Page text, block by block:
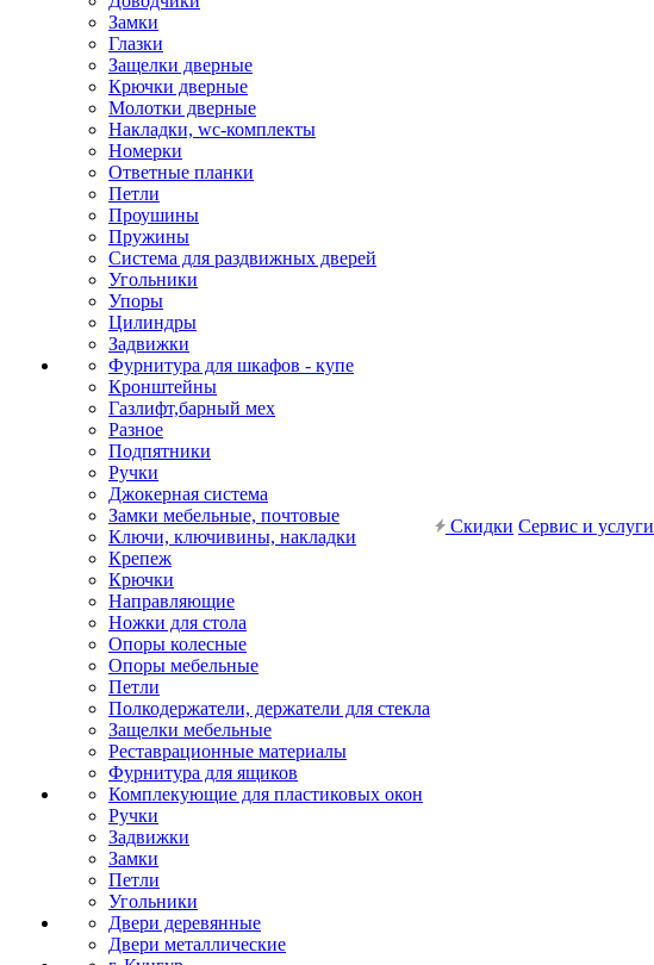
Замки
Глазки
Защелки дверные
Крючки дверные
Молотки дверные
Накладки, wc-комплекты
Номерки
Ответные планки
Петли
Проушины
Пружины
Система для раздвижных дверей
Угольники
Упоры
Цилиндры
Задвижки
Фурнитура для шкафов - купе
Кронштейны
Газлифт,барный мех
Разное
Подпятники
Ручки
Джокерная система
Замки мебельные, почтовые
Ключи, ключивины, накладки
Крепеж
Крючки
Направляющие
Ножки для стола
Опоры колесные
Опоры мебельные
Петли
Полкодержатели, держатели для стекла
Защелки мебельные
Реставрационные материалы
Фурнитура для ящиков
Комплекующие для пластиковых окон
Ручки
Задвижки
Замки
Петли
Угольники
Двери деревянные
Двери металлические
Скидки Сервис и услуги